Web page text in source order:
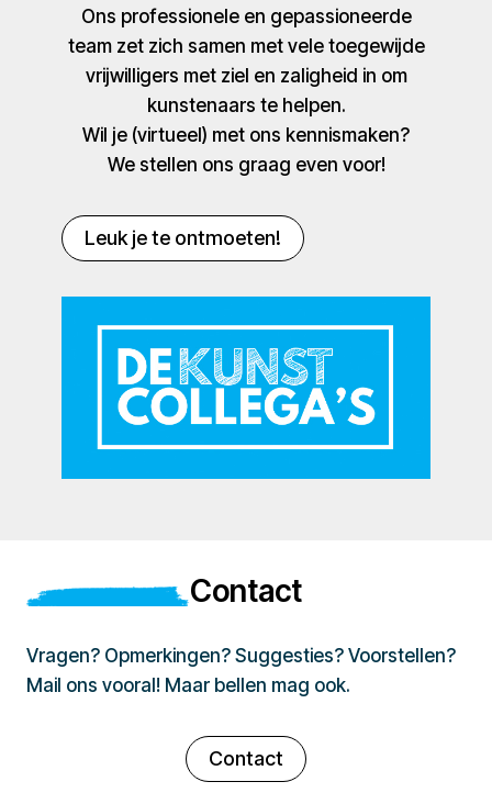
Ons professionele en gepassioneerde
team zet zich samen met vele toegewijde
vrijwilligers met ziel en zaligheid in om
kunstenaars te helpen.
Wil je (virtueel) met ons kennismaken?
We stellen ons graag even voor!
Leuk je te ontmoeten!
Contact
Vragen? Opmerkingen? Suggesties? Voorstellen?
Mail ons vooral! Maar bellen mag ook.
Contact